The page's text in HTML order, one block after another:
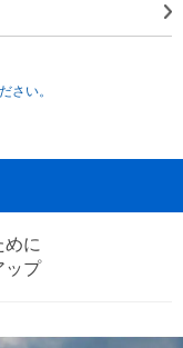
さい。
めに
ップ